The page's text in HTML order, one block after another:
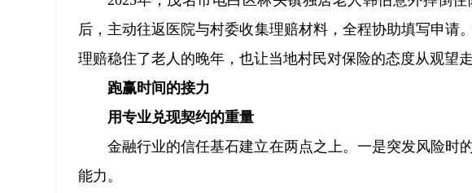
后，主动往返医院与村委收集理赔材料，全程协助填写申请
理赔稳住了老人的晚年，也让当地村民对保险的态度从观望走
跑赢时间的接力
用专业兑现契约的重量
金融行业的信任基石建立在两点之上。一是突发风险时
能力。